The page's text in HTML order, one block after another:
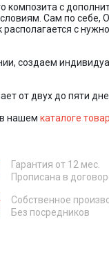
композита с
Сам по себе,
с
создаем
от двух до пяти
нашем каталоге
Гарантия от 12 мес.
Прописана в
Собственное
Без посредников